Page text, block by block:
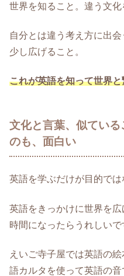
世界を知ること。違う文化
自分とは違う考え方に出
少し広げること。
これが英語を知って世界
文化と言葉、似てい
のも、面白い
英語を学ぶだけが目的では
英語をきっかけに世界を
時間になったらうれしいで
えいご寺子屋では英語の
語カルタを使って英語の